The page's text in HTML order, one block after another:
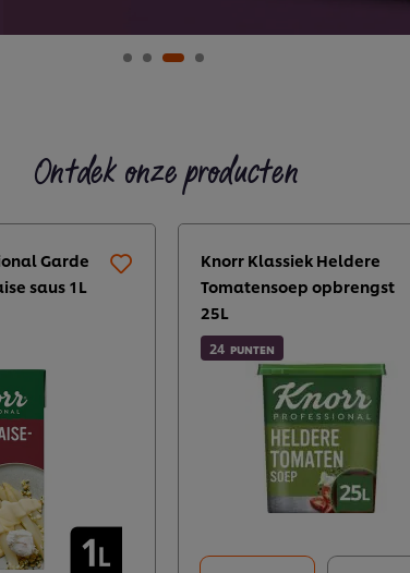
Ontdek onze producten
Garde
saus 1L
Knorr Klassiek Heldere
Tomatensoep opbrengst
25L
24 PUNTEN